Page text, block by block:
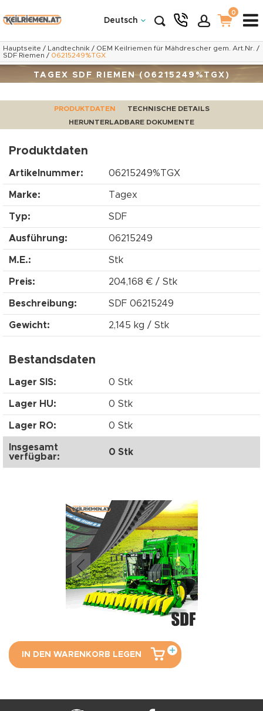
Deutsch
0
Hauptseite / Landtechnik / OEM Keilriemen für Mähdrescher gem. Art.Nr. /
SDF Riemen / 06215249%TGX
TAGEX SDF RIEMEN (06215249%TGX)
PRODUKTDATEN
TECHNISCHE DETAILS
HERUNTERLADBARE DOKUMENTE
Produktdaten
Artikelnummer: 06215249%TGX
Marke: Tagex
Typ: SDF
Ausführung: 06215249
M.E.: Stk
Preis: 204,168 € / Stk
Beschreibung: SDF 06215249
Gewicht: 2,145 kg / Stk
Bestandsdaten
Lager SIS: 0 Stk
Lager HU: 0 Stk
Lager RO: 0 Stk
Insgesamt
verfügbar:
0 Stk
IN DEN WARENKORB LEGEN